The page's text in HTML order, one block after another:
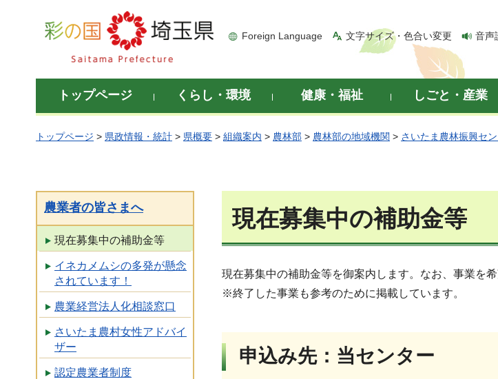
彩の国 埼玉県
Foreign Language 文字サイズ・色合い変更 音声
トップページ くらし・環境 健康・福祉 しごと・産業
トップページ > 県政情報・統計 > 県概要 > 組織案内 > 農林部 > 農林部の地域機関 > さいたま農林振興セ
農業者の皆さまへ
現在募集中の補助金等
イネカメムシの多発が懸念
されています！
農業経営法人化相談窓口
さいたま農村女性アドバイ
ザー
認定農業者制度
現在募集中の補助金等
現在募集中の補助金等を御案内します。なお、事業を
※終了した事業も参考のために掲載しています。
申込み先：当センター